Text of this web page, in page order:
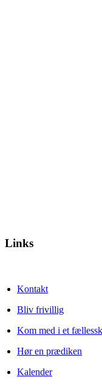
Links
Kontakt
Bliv frivillig
Kom med i et
Hør en prædiken
Kalender